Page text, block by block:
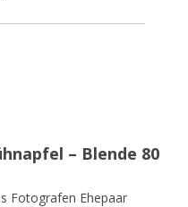
– Blende 80
Fotografen Ehepaar